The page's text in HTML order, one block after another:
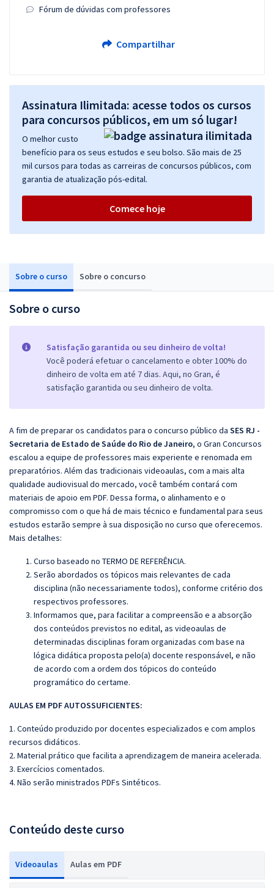
Sobre o curso Sobre o concurso
Sobre o curso
Satisfação garantida ou seu dinheiro de volta!
Você poderá efetuar o cancelamento e obter 100% do
dinheiro de volta em até 7 dias. Aqui, no Gran, é
satisfação garantida ou seu dinheiro de volta.
A fim de preparar os candidatos para o concurso público da SES RJ -
Secretaria de Estado de Saúde do Rio de Janeiro, o Gran Concursos
escalou a equipe de professores mais experiente e renomada em
preparatórios. Além das tradicionais videoaulas, com a mais alta
qualidade audiovisual do mercado, você também contará com
materiais de apoio em PDF. Dessa forma, o alinhamento e o
compromisso com o que há de mais técnico e fundamental para seus
estudos estarão sempre à sua disposição no curso que oferecemos.
Mais detalhes:
Curso baseado no TERMO DE REFERÊNCIA.
Serão abordados os tópicos mais relevantes de cada
disciplina (não necessariamente todos), conforme critério dos
respectivos professores.
Informamos que, para facilitar a compreensão e a absorção
dos conteúdos previstos no edital, as videoaulas de
determinadas disciplinas foram organizadas com base na
lógica didática proposta pelo(a) docente responsável, e não
de acordo com a ordem dos tópicos do conteúdo
programático do certame.
AULAS EM PDF AUTOSSUFICIENTES:
1. Conteúdo produzido por docentes especializados e com amplos
recursos didáticos.
2. Material prático que facilita a aprendizagem de maneira acelerada.
3. Exercícios comentados.
4. Não serão ministrados PDFs Sintéticos.
Conteúdo deste curso
Videoaulas Aulas em PDF
Fórum de dúvidas com professores
Compartilhar
Assinatura Ilimitada: acesse todos os cursos
para concursos públicos, em um só lugar!
O melhor custo
benefício para os seus estudos e seu bolso. São mais de 25
mil cursos para todas as carreiras de concursos públicos, com
garantia de atualização pós-edital.
Comece hoje